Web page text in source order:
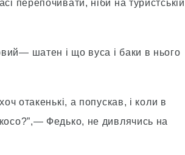
перепочивати, ніби на туристській
шатен і що вуса і баки в нього
отакенькі, а попускав, і коли в
Федько, не дивлячись на